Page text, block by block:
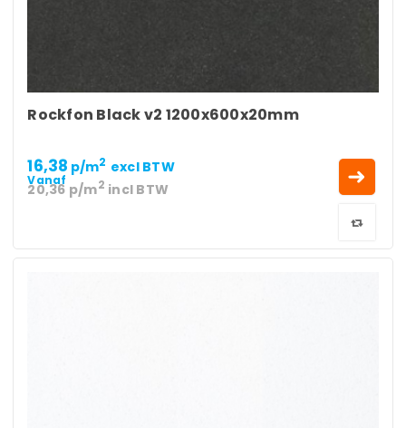
Rockfon Black v2 1200x600x20mm
Vanaf
16,38 p/m2 excl BTW
20,36 p/m2 incl BTW